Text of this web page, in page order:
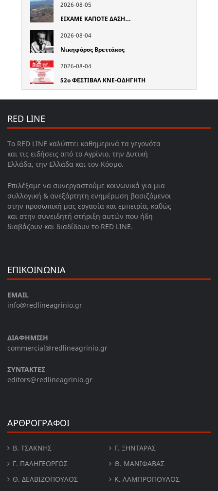
2026-08-05
ΕΙΧΑΜΕ ΚΑΠΟΤΕ ΔΑΣΗ…
2026-08-04
Νικηφόρος Βρεττάκος
2026-08-04
52o ΦΕΣΤΙΒΑΛ ΚΝΕ-ΟΔΗΓΗΤΗ
RED LINE
Το RED LINE καλύπτει καθημερινά τα γεγονότα
και τις ειδήσεις από το Αγρίνιο, την Δυτική
Ελλάδα, την Ελλάδα και τον Κόσμο.
Επιλέξαμε να συνεργαστούμε κοινωνικά για μια
συλλογική & ανεξάρτητη ενημέρωση βασιζόμενοι
στην προσωπική μας εργασία και εμπειρία, καθώς
και στην συνειδητή στήριξη αυτών που ήδη
διαβάζουν και διαδίδουν το RED LINE.
ΕΠΙΚΟΙΝΩΝΙΑ
EMAIL
info@redlineagrinio.gr
ΔΙΑΦΗΜΙΣΗ
commercial@redlineagrinio.gr
ΣΥΝΤΑΚΤΕΣ
editors@redlineagrinio.gr
ΑΡΘΡΟΓΡΑΦΟΙ
Β. ΤΣΆΚΝΗΣ
Γ. ΞΗΝΤΆΡΑΣ
Γ. ΠΑΛΗΓΕΏΡΓΟΣ
Θ. ΜΑΝΙΦΑΒΑΣ
Θ. ΔΕΛΒΙΖΌΠΟΥΛΟΣ
Κ. ΛΑΜΠΡΟΠΟΥΛΟΣ